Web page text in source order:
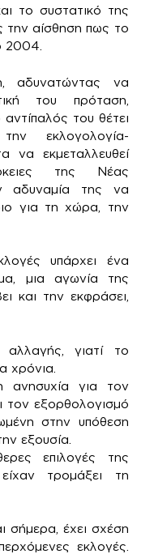
το συστατικό της
την αίσθηση πως το
2004.
να
του πρόταση,
του θέτει
εκλογολογία-
να εκμεταλλευθεί
της Νέας
αδυναμία της να
για τη χώρα, την
υπάρχει ένα
μια αγωνία της
και την εκφράσει,
γιατί το
χρόνια.
για τον
τον εξορθολογισμό
στην υπόθεση
εξουσία.
επιλογές της
τρομάξει τη
σήμερα, έχει σχέση
εκλογές.